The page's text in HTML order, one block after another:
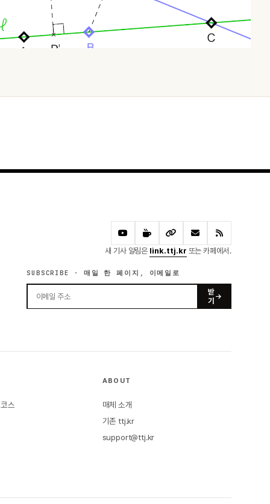
오늘 · 44 READS
새 기사 알림은 link.ttj.kr 또는 카페에서.
SUBSCRIBE · 매일 한 페이지, 이메일로
받
기
스
ABOUT
매체 소개
기존 ttj.kr
support@ttj.kr